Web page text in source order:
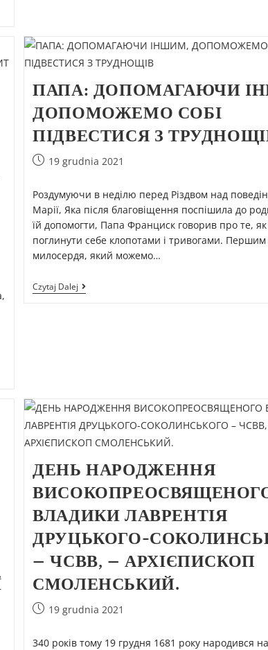
ПАПА: ДОПОМАГАЮЧИ
ДОПОМОЖЕМО СОБІ
ПІДВЕСТИСЯ З
19 grudnia 2021
Роздумуючи в неділю перед Різдвом над
Марії, Яка після благовіщення поспішила до
їй допомогти, Папа Франциск говорив про те,
поглинути себе клопотами і тривогами.
милосердя, який можемо…
Czytaj Dalej
ДЕНЬ НАРОДЖЕННЯ
ВЛАДИКИ ЛАВРЕНТІЯ
ДРУЦЬКОГО-
– ЧСВВ, – АРХІЄПИСКОП
СМОЛЕНСЬКИЙ.
19 grudnia 2021
340 років тому 19 грудня 1681 року народився